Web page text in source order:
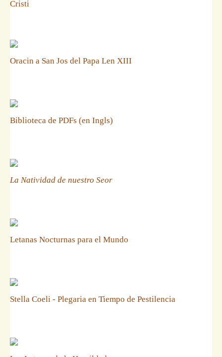
Cristi
Oracin a San Jos del Papa Len XIII
Biblioteca de PDFs (en Ingls)
La Natividad de nuestro Seor
Letanas Nocturnas para el Mundo
Stella Coeli - Plegaria en Tiempo de Pestilencia